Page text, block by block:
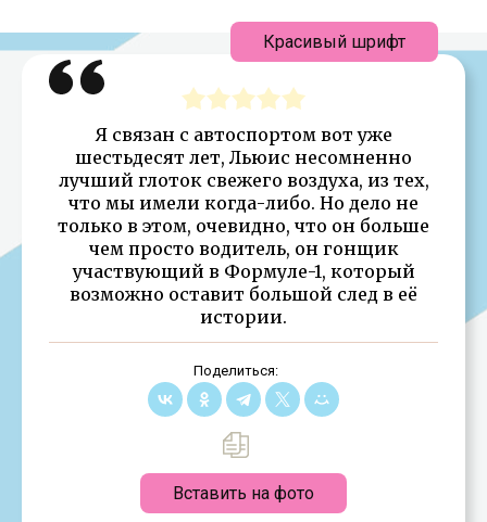
Я связан с автоспортом вот уже
шестьдесят лет, Льюис несомненно
лучший глоток свежего воздуха, из тех,
что мы имели когда-либо. Но дело не
только в этом, очевидно, что он больше
чем просто водитель, он гонщик
участвующий в Формуле-1, который
возможно оставит большой след в её
истории.
Поделиться:
Вставить на фото
Красивый шрифт